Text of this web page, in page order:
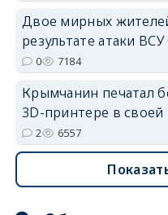
Двое мирных
результате атаки
0 7184
Крымчанин печатал
3D-принтере в своей
2 6557